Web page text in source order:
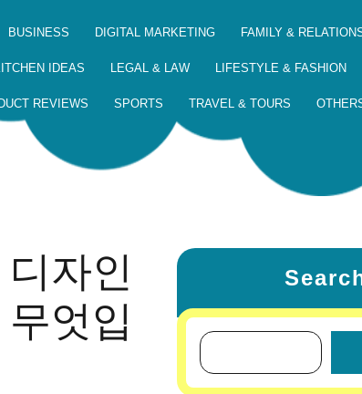
BUSINESS DIGITAL MARKETING FAMILY &
IDEAS LEGAL & LAW LIFESTYLE & FASHION
REVIEWS SPORTS TRAVEL & TOURS
자인
엇입